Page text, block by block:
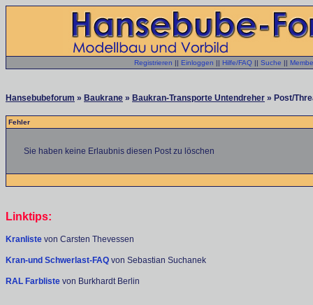
Registrieren || Einloggen || Hilfe/FAQ || Suche ||
Hansebubeforum » Baukrane » Baukran-Transporte Untendreher » Post/
Fehler
Sie haben keine Erlaubnis diesen Post zu löschen
Linktips:
Kranliste von Carsten Thevessen
Kran-und Schwerlast-FAQ von Sebastian Suchanek
RAL Farbliste von Burkhardt Berlin